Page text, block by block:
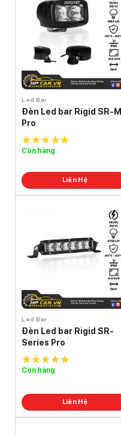
Led Bar
Đèn Led bar Rigid SR-M
Pro
5.0out of
Còn hàng
Liên Hệ
Led Bar
Đèn Led bar Rigid SR-
Series Pro
5.0out of
Còn hàng
Liên Hệ